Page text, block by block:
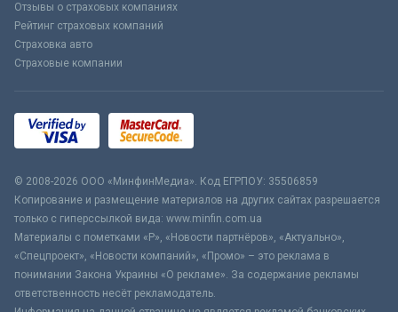
Отзывы о страховых компаниях
Рейтинг страховых компаний
Страховка авто
Страховые компании
© 2008-2026 ООО «МинфинМедиа». Код ЕГРПОУ: 35506859
Копирование и размещение материалов на других сайтах разрешается
только с гиперссылкой вида: www.minfin.com.ua
Материалы с пометками «Р», «Новости партнёров», «Актуально»,
«Спецпроект», «Новости компаний», «Промо» – это реклама в
понимании Закона Украины «О рекламе». За содержание рекламы
ответственность несёт рекламодатель.